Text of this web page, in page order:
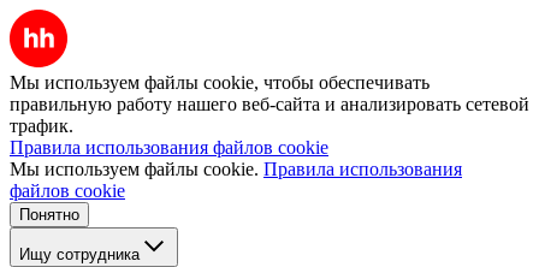
Мы используем файлы cookie, чтобы обеспечивать
правильную работу нашего веб-сайта и анализировать сетевой
трафик.
Правила использования файлов cookie
Мы используем файлы cookie. Правила использования
файлов cookie
Понятно
Ищу сотрудника